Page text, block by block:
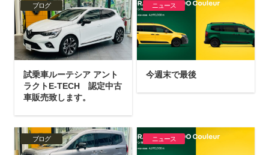
ブログ
試乗車ルーテシア アント
ラクトE-TECH 認定中古
車販売致します。
ニュース
今週末で最後
ブログ ニュース